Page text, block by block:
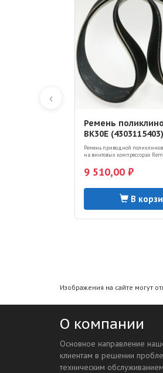
Ремень
ВК30Е (4303115403)
Ремень приводной
на винтовых компрессорах
9 510,00 ₽
В
‹
Изображения на сайте могут
О компании
Основное направление
клиентам в решении
техническим